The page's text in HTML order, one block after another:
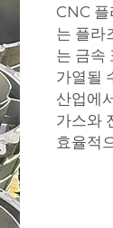
CNC
는 플라
는 금속
가열될
산업에
가스와
효율적